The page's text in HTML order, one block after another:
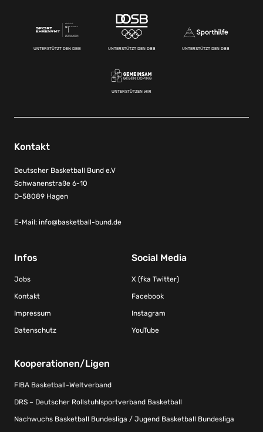
UNTERSTÜTZT DEN DBB UNTERSTÜTZT DEN DBB UNTERSTÜTZT DEN DBB
UNTERSTÜTZEN WIR
Kontakt
Deutscher Basketball Bund e.V
Schwanenstraße 6-10
D-58089 Hagen
E-Mail: info@basketball-bund.de
Infos
Jobs
Kontakt
Impressum
Datenschutz
Social Media
X (fka Twitter)
Facebook
Instagram
YouTube
Kooperationen/Ligen
FIBA Basketball-Weltverband
DRS – Deutscher Rollstuhlsportverband Basketball
Nachwuchs Basketball Bundesliga / Jugend Basketball Bundesliga